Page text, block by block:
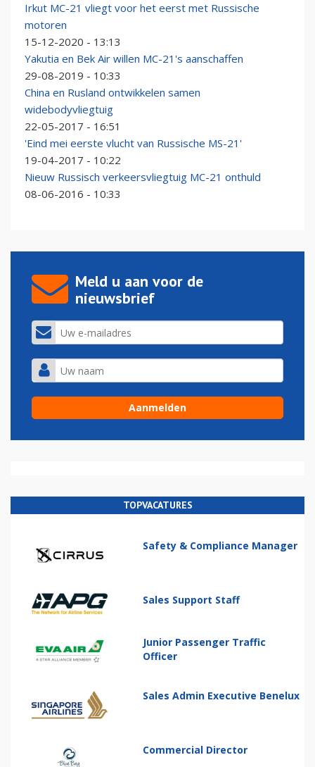
Irkut MC-21 vliegt voor het eerst met Russische
motoren
15-12-2020 - 13:13
Yakutia en Bek Air willen MC-21's aanschaffen
29-08-2019 - 10:33
China en Rusland ontwikkelen samen
widebodyvliegtuig
22-05-2017 - 16:51
'Eind mei eerste vlucht van Russische MS-21'
19-04-2017 - 10:22
Nieuw Russisch verkeersvliegtuig MC-21 onthuld
08-06-2016 - 10:33
Meld u aan voor de
nieuwsbrief
TOPVACATURES
Safety & Compliance Manager
Sales Support Staff
Junior Passenger Traffic
Officer
Sales Admin Executive Benelux
Commercial Director